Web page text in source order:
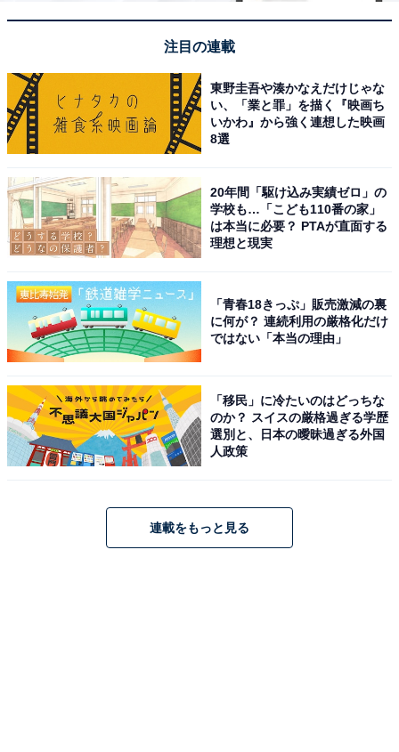
注目の連載
東野圭吾や湊かなえだけじゃな
い、「業と罪」を描く『映画ち
いかわ』から強く連想した映画
8選
20年間「駆け込み実績ゼロ」の
学校も…「こども110番の家」
は本当に必要？ PTAが直面する
理想と現実
「青春18きっぷ」販売激減の裏
に何が？ 連続利用の厳格化だけ
ではない「本当の理由」
「移民」に冷たいのはどっちな
のか？ スイスの厳格過ぎる学歴
選別と、日本の曖昧過ぎる外国
人政策
連載をもっと見る